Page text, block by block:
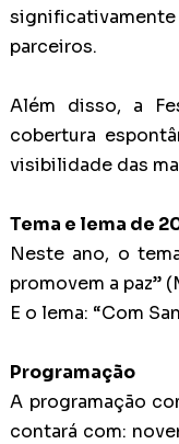
parceiros.
Além disso, a
cobertura
visibilidade das
Tema e lema de
Neste ano, o
promovem a paz”
E o lema: “Com
Programação
A programação
contará com: n